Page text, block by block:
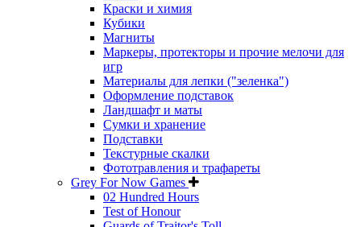
Краски и химия
Кубики
Магниты
Маркеры, протекторы и прочие мелочи для
игр
Материалы для лепки ("зеленка")
Оформление подставок
Ландшафт и маты
Сумки и хранение
Подставки
Текстурные скалки
Фототравления и трафареты
Grey For Now Games
02 Hundred Hours
Test of Honour